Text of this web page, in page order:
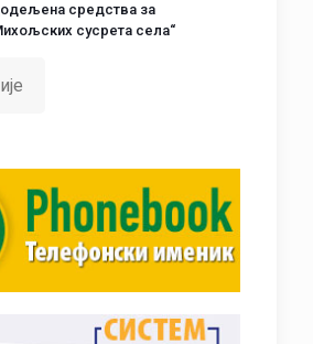
средства за
сусрета села“